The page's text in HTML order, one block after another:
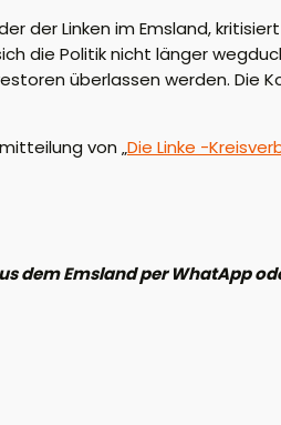
der Linken im Emsland,
die Politik nicht länger
überlassen werden. Die
von „Die Linke -
dem Emsland per WhatApp